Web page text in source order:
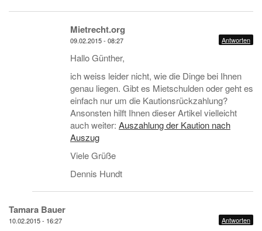
Mietrecht.org
09.02.2015 - 08:27 Antworten
Hallo Günther,
ich weiss leider nicht, wie die Dinge bei Ihnen
genau liegen. Gibt es Mietschulden oder geht es
einfach nur um die Kautionsrückzahlung?
Ansonsten hilft Ihnen dieser Artikel vielleicht
auch weiter: Auszahlung der Kaution nach
Auszug
Viele Grüße
Dennis Hundt
Tamara Bauer
10.02.2015 - 16:27 Antworten